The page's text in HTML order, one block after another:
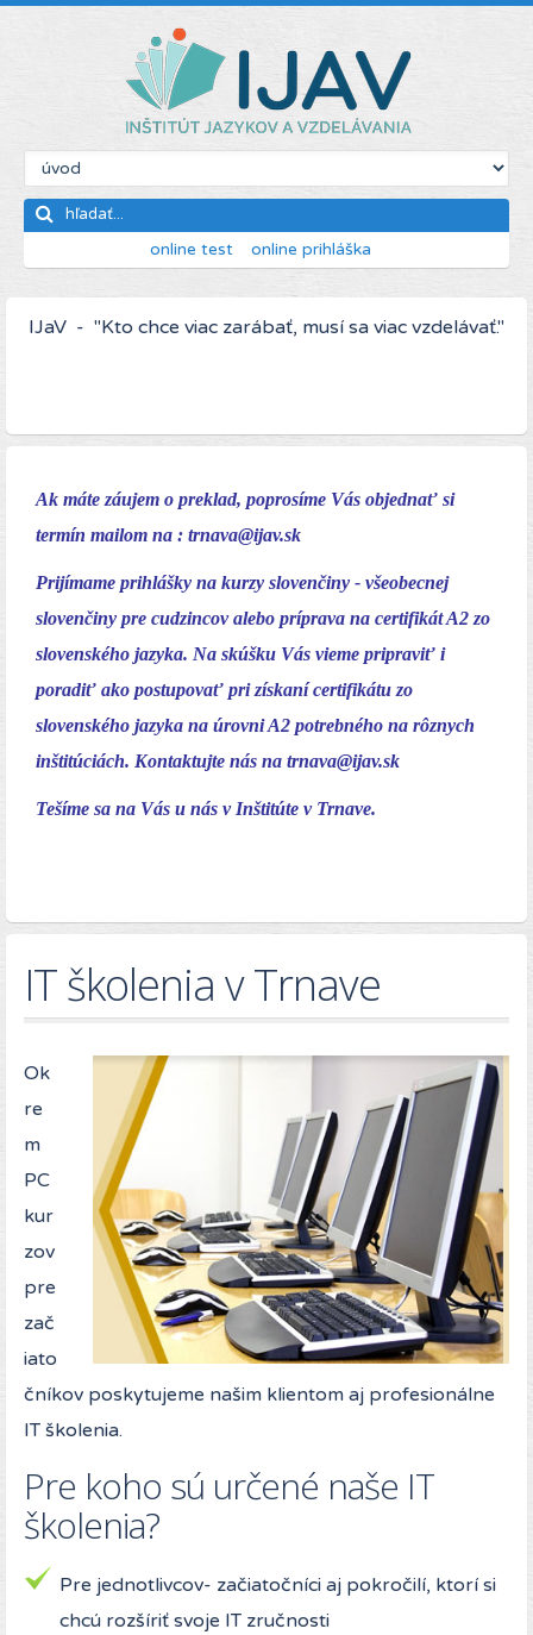
online test online prihláška
IJaV - "Kto chce viac zarábať, musí sa viac vzdelávať."
Ak máte záujem o preklad, poprosíme Vás objednať si
termín mailom na : trnava@ijav.sk
Prijímame prihlášky na kurzy slovenčiny - všeobecnej
slovenčiny pre cudzincov alebo príprava na certifikát A2 zo
slovenského jazyka. Na skúšku Vás vieme pripraviť i
poradiť ako postupovať pri získaní certifikátu zo
slovenského jazyka na úrovni A2 potrebného na rôznych
inštitúciách. Kontaktujte nás na trnava@ijav.sk
Tešíme sa na Vás u nás v Inštitúte v Trnave.
IT školenia v Trnave
Ok
re
m
PC
kur
zov
pre
zač
iato
čníkov poskytujeme našim klientom aj profesionálne
IT školenia.
Pre koho sú určené naše IT
školenia?
Pre jednotlivcov- začiatočníci aj pokročilí, ktorí si
chcú rozšíriť svoje IT zručnosti